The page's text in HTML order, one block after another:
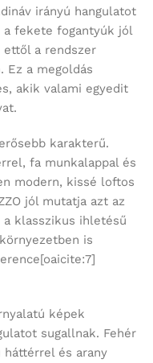
irányú hangulatot
a fekete fogantyúk jól
a rendszer
Ez a megoldás
akik valami egyedit
karakterű.
fa munkalappal és
modern, kissé loftos
jól mutatja azt az
klasszikus ihletésű
is
képek
sugallnak. Fehér
és arany